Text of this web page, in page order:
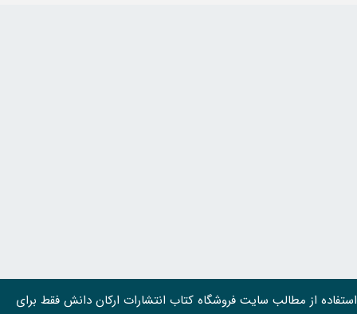
استفاده از مطالب سايت فروشگاه کتاب انتشارات ارکان دانش فقط برای